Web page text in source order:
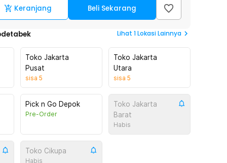
Keranjang Beli Sekarang
Lihat 1Lokasi Lainnya
Toko Jakarta
Pusat
sisa 5
Toko Jakarta
Utara
sisa 5
Pick n Go Depok
Pre-Order
Toko Jakarta
Barat
Habis
Toko Cikupa
Habis